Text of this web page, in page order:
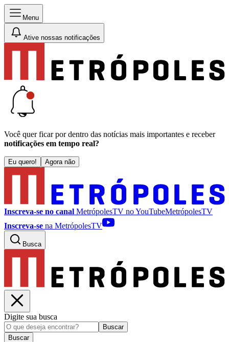
Menu
Ative nossas notificações
Você quer ficar por dentro das notícias mais importantes e receber
notificações em tempo real?
Eu quero! Agora não
Inscreva-se no canal MetrópolesTV noYouTubeMetrópolesTV
Inscreva-se na MetrópolesTV
Busca
Digite sua busca
Buscar
Buscar